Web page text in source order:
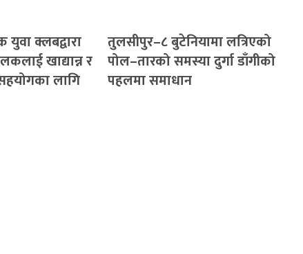
क्लबद्वारा
खाद्यान्न र
लागि
तुलसीपुर–८ बुटेनियामा लत्रिएको
पोल–तारको समस्या दुर्गा डाँगीको
पहलमा समाधान